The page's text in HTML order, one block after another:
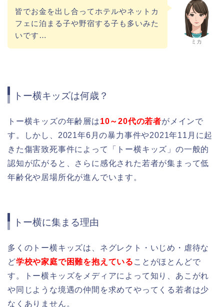
ミカ
皆でお金を出し合ってホテルやネットカ
フェに泊まる子や野宿する子も多いみた
いです…
トー横キッズは何歳？
トー横キッズの年齢層は10～20代の若者がメインで
す。
しかし、2021年6月の暴力事件や2021年11月に起
きた傷害致死事件によって「トー横キッズ」の一般的
認知が広がると、さらに感化された若者が集まって低
年齢化や居場所化が進んでいます。
トー横に集まる理由
多くのトー横キッズは、ネグレクト・いじめ・虐待な
ど学校や家庭で困難を抱えている ことがほとんどで
す。
トー横キッズをメディアによって知り、あこがれ
や同じような境遇の仲間を求めてやってくる若者は少
なくありません。